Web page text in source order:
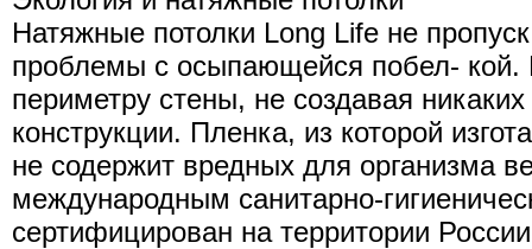
Натяжные потолки Long Life не
проблемы с осыпающейся побел- кой.
периметру стены, не создавая
конструкции. Пленка, из которой
не содержит вредных для организма
международным санитарно-
сертифицирован на территории